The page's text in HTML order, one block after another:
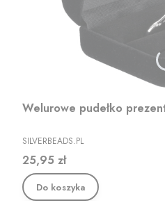
Welurowe pudełko
PRODUCENT
SILVERBEADS.PL
Cena
25,95 zł
Do koszyka